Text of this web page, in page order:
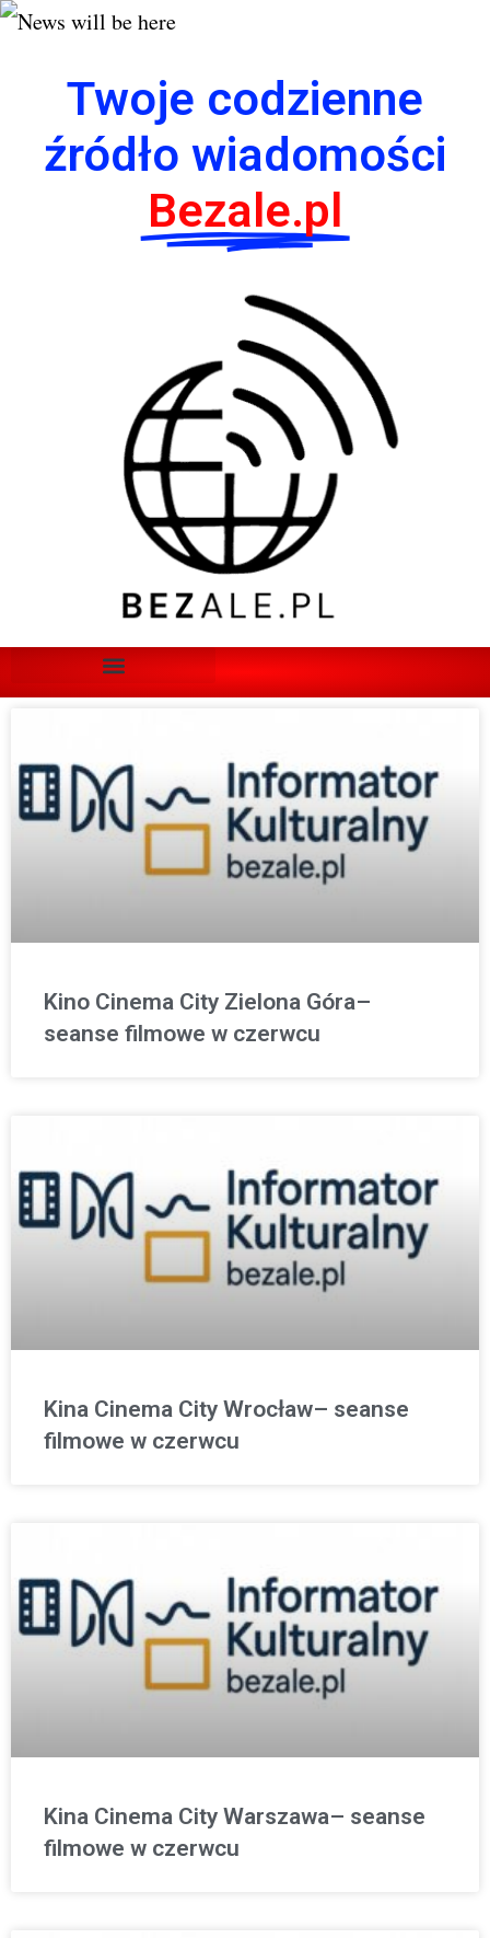
Twoje codzienne
źródło wiadomości
Bezale.pl
Kino Cinema City Zielona Góra–
seanse filmowe w czerwcu
Kina Cinema City Wrocław– seanse
filmowe w czerwcu
Kina Cinema City Warszawa– seanse
filmowe w czerwcu